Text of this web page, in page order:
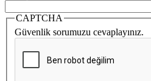
CAPTCHA
Güvenlik sorumuzu cevaplayınız.